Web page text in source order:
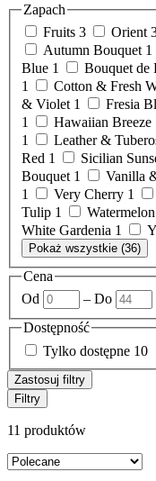
Zapach
Fruits 3 Orient
Autumn Bouquet 1
Blue 1 Bouquet de
1
Cotton & Fresh
& Violet 1 Fresia
1
Hawaiian Breeze
1
Leather &
Red 1 Sicilian
Bouquet 1 Vanilla
1
Very Cherry 1
Tulip 1 Watermelon
White Gardenia 1
Pokaż wszystkie (36)
Cena
Od
– Do
Dostępność
Tylko dostępne 10
Zastosuj filtry
Filtry
11 produktów
Sortuj